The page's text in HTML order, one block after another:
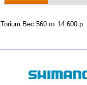
Torium Вес 560 от 14 600